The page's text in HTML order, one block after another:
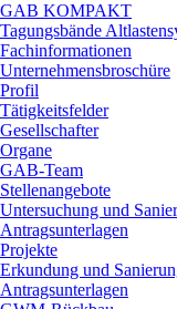
GAB KOMPAKT
Tagungsbände
Fachinformationen
Unternehmensbroschüre
Profil
Tätigkeitsfelder
Gesellschafter
Organe
GAB-Team
Stellenangebote
Untersuchung und
Antragsunterlagen
Projekte
Erkundung und
Antragsunterlagen